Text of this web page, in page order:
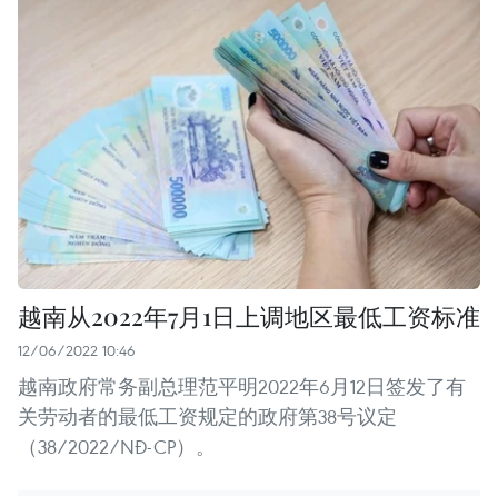
越南从2022年7月1日上调地区最低工资标准
12/06/2022 10:46
越南政府常务副总理范平明2022年6月12日签发了有
关劳动者的最低工资规定的政府第38号议定
（38/2022/NĐ-CP）。